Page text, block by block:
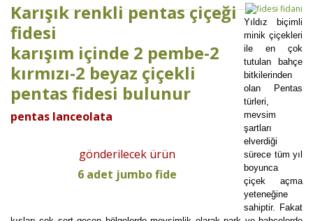
Karışık renkli pentas çiçeği
fidesi
karışım içinde 2 pembe-2
kırmızı-2 beyaz çiçekli
pentas fidesi bulunur
pentas lanceolata
gönderilecek ürün
6 adet jumbo fide
Yıldız biçimli
minik çiçekleri
ile en çok
tutulan bahçe
bitkilerinden
olan Pentas
türleri,
mevsim
şartları
elverdiği
sürece tüm yıl
boyunca
çiçek açma
yeteneğine
sahiptir. Fakat